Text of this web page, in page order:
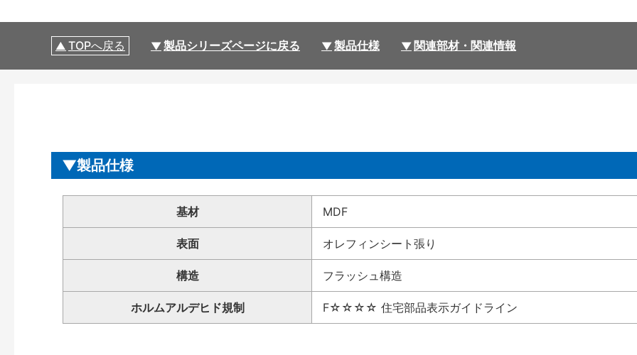
TOPへ戻る 製品シリーズページに戻る 製品仕様 関連部材・関連情報
製品仕様
基材 MDF
表面 オレフィンシート張り
構造 フラッシュ構造
ホルムアルデヒド規制 F☆☆☆☆ 住宅部品表示ガイドライン